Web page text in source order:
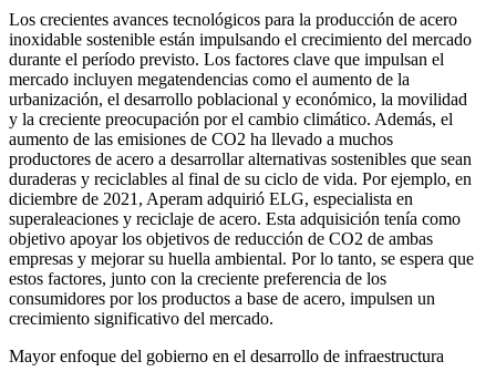
Los crecientes avances tecnológicos para la producción de acero
inoxidable sostenible están impulsando el crecimiento del mercado
durante el período previsto. Los factores clave que impulsan el
mercado incluyen megatendencias como el aumento de la
urbanización, el desarrollo poblacional y económico, la movilidad
y la creciente preocupación por el cambio climático. Además, el
aumento de las emisiones de CO2 ha llevado a muchos
productores de acero a desarrollar alternativas sostenibles que sean
duraderas y reciclables al final de su ciclo de vida. Por ejemplo, en
diciembre de 2021, Aperam adquirió ELG, especialista en
superaleaciones y reciclaje de acero. Esta adquisición tenía como
objetivo apoyar los objetivos de reducción de CO2 de ambas
empresas y mejorar su huella ambiental. Por lo tanto, se espera que
estos factores, junto con la creciente preferencia de los
consumidores por los productos a base de acero, impulsen un
crecimiento significativo del mercado.
Mayor enfoque del gobierno en el desarrollo de infraestructura